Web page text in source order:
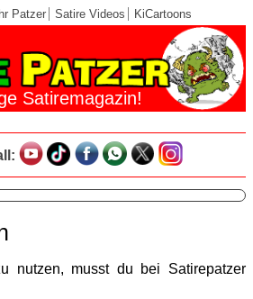
Patzer Satire Videos KiCartoons
Satiremagazin!
nutzen, musst du bei Satirepatzer